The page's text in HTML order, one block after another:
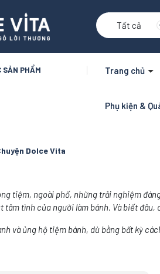
Tất cả
SẢN PHẨM Trang chủ
Phụ kiện &
Dolce Vita
tiệm, ngoài phố, những trải nghiệm
tình của người làm bánh. Và biết
và ủng hộ tiệm bánh, dù bằng bất kỳ